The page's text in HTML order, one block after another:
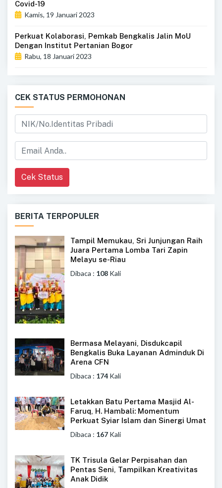
Covid-19
Kamis, 19 Januari 2023
Perkuat Kolaborasi, Pemkab Bengkalis Jalin MoU
Dengan Institut Pertanian Bogor
Rabu, 18 Januari 2023
CEK STATUS PERMOHONAN
Cek Status
BERITA TERPOPULER
Tampil Memukau, Sri Junjungan Raih
Juara Pertama Lomba Tari Zapin
Melayu se-Riau
Dibaca : 108 Kali
Bermasa Melayani, Disdukcapil
Bengkalis Buka Layanan Adminduk Di
Arena CFN
Dibaca : 174 Kali
Letakkan Batu Pertama Masjid Al-
Faruq, H. Hambali: Momentum
Perkuat Syiar Islam dan Sinergi Umat
Dibaca : 167 Kali
TK Trisula Gelar Perpisahan dan
Pentas Seni, Tampilkan Kreativitas
Anak Didik